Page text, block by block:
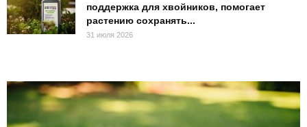
поддержка для хвойников, помогает
растению сохранять...
31 июля 2026